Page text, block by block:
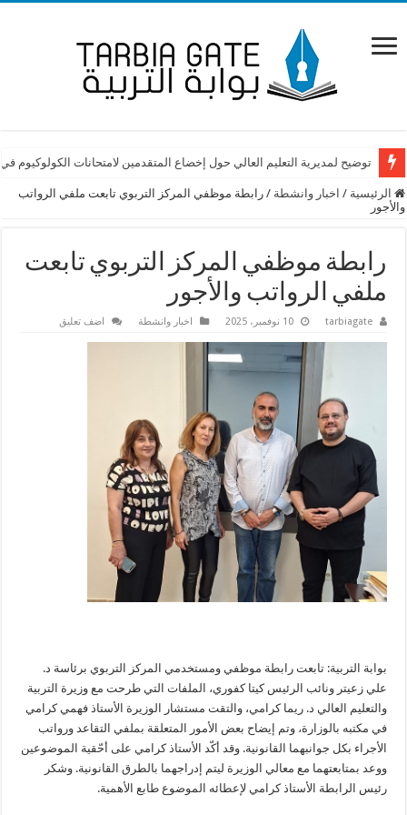
توضيح لمديرية التعليم العالي حول إخضاع المتقدمين لامتحانات الكولوكيوم
الرئيسية / اخبار وانشطة / رابطة موظفي المركز التربوي تابعت ملفي الرواتب
والأجور
رابطة موظفي المركز التربوي تابعت
ملفي الرواتب والأجور
tarbiagate 10 نوفمبر، 2025 اخبار وانشطة اضف تعليق
بوابة التربية: تابعت رابطة موظفي ومستخدمي المركز التربوي برئاسة د.
علي زعيتر ونائب الرئيس كيتا كفوري، الملفات التي طرحت مع وزيرة التربية
والتعليم العالي د. ريما كرامي، والتقت مستشار الوزيرة الأستاذ فهمي كرامي
في مكتبه بالوزارة، وتم إيضاح بعض الأمور المتعلقة بملفي التقاعد ورواتب
الأجراء بكل جوانبهما القانونية. وقد أكّد الأستاذ كرامي على أحّقية الموضوعين
ووعد بمتابعتهما مع معالي الوزيرة ليتم إدراجهما بالطرق القانونية. وشكر
رئيس الرابطة الأستاذ كرامي لإعطائه الموضوع طابع الأهمية.